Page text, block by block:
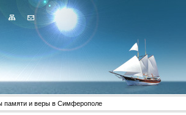
памяти и веры в Симферополе